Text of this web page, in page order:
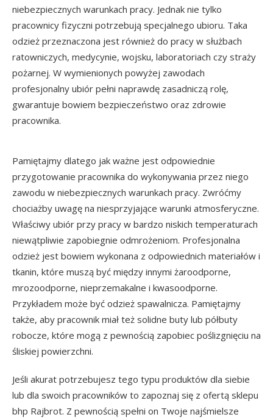
niebezpiecznych warunkach pracy. Jednak nie tylko
pracownicy fizyczni potrzebują specjalnego ubioru. Taka
odzież przeznaczona jest również do pracy w służbach
ratowniczych, medycynie, wojsku, laboratoriach czy straży
pożarnej. W wymienionych powyżej zawodach
profesjonalny ubiór pełni naprawdę zasadniczą rolę,
gwarantuje bowiem bezpieczeństwo oraz zdrowie
pracownika.
Pamiętajmy dlatego jak ważne jest odpowiednie
przygotowanie pracownika do wykonywania przez niego
zawodu w niebezpiecznych warunkach pracy. Zwróćmy
chociażby uwagę na niesprzyjające warunki atmosferyczne.
Właściwy ubiór przy pracy w bardzo niskich temperaturach
niewątpliwie zapobiegnie odmrożeniom. Profesjonalna
odzież jest bowiem wykonana z odpowiednich materiałów i
tkanin, które muszą być między innymi żaroodporne,
mrozoodporne, nieprzemakalne i kwasoodporne.
Przykładem może być odzież spawalnicza. Pamiętajmy
także, aby pracownik miał też solidne buty lub półbuty
robocze, które mogą z pewnością zapobiec poślizgnięciu na
śliskiej powierzchni.
Jeśli akurat potrzebujesz tego typu produktów dla siebie
lub dla swoich pracowników to zapoznaj się z ofertą sklepu
bhp Rajbrot. Z pewnością spełni on Twoje najśmielsze